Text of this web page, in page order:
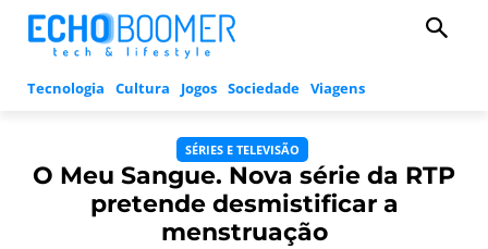
Tecnologia Cultura Jogos Sociedade Viagens
SÉRIES E TELEVISÃO
O Meu Sangue. Nova série da RTP
pretende desmistificar a
menstruação